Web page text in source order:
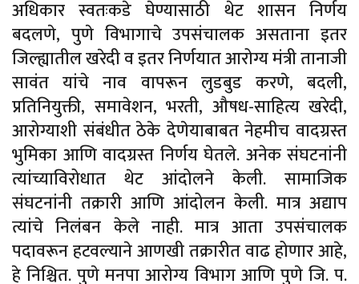
अधिकार स्वतःकडे घेण्यासाठी थेट शासन निर्णय
बदलणे, पुणे विभागाचे उपसंचालक असताना इतर
जिल्ह्यातील खरेदी व इतर निर्णयात आरोग्य मंत्री तानाजी
सावंत यांचे नाव वापरून लुडबुड करणे, बदली,
प्रतिनियुक्ती, समावेशन, भरती, औषध-साहित्य खरेदी,
आरोग्याशी संबंधीत ठेके देणेयाबाबत नेहमीच वादग्रस्त
भुमिका आणि वादग्रस्त निर्णय घेतले. अनेक संघटनांनी
त्यांच्याविरोधात थेट आंदोलने केली. सामाजिक
संघटनांनी तक्रारी आणि आंदोलन केली. मात्र अद्याप
त्यांचे निलंबन केले नाही. मात्र आता उपसंचालक
पदावरून हटवल्याने आणखी तक्रारीत वाढ होणार आहे,
हे निश्चित. पुणे मनपा आरोग्य विभाग आणि पुणे जि. प.